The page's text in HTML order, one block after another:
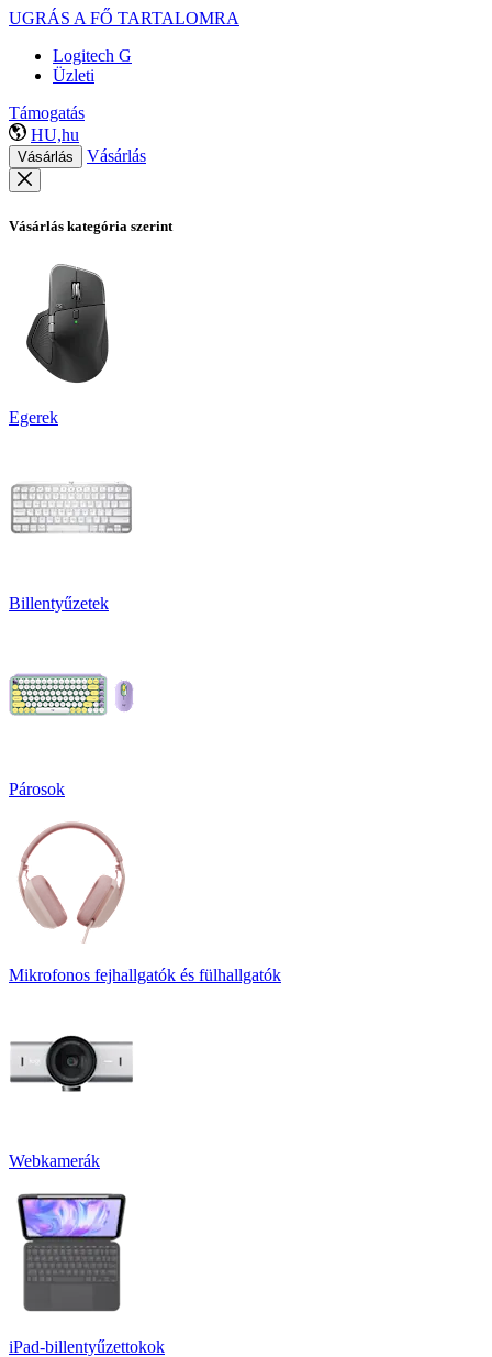
UGRÁS A FŐ TARTALOMRA
Logitech G
Üzleti
Támogatás
HU,hu
Vásárlás Vásárlás
Vásárlás kategória szerint
Egerek
Billentyűzetek
Párosok
Mikrofonos fejhallgatók és fülhallgatók
Webkamerák
iPad-billentyűzettokok